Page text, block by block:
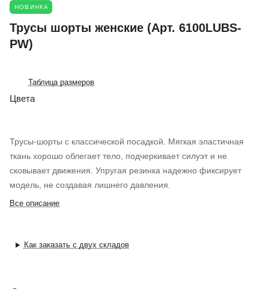
НОВИНКА
Трусы шорты женские (Арт. 6100LUBS-
PW)
Таблица размеров
Цвета
Трусы-шорты с классической посадкой. Мягкая эластичная
ткань хорошо облегает тело, подчеркивает силуэт и не
сковывает движения. Упругая резинка надежно фиксирует
модель, не создавая лишнего давления.
Все описание
Как заказать с двух складов